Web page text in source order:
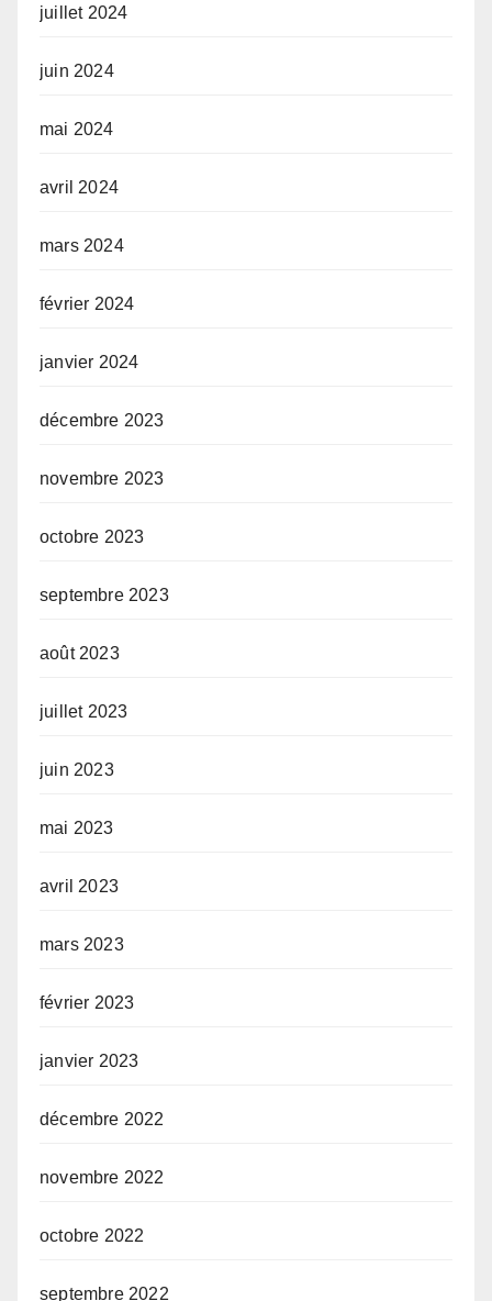
juillet 2024
juin 2024
mai 2024
avril 2024
mars 2024
février 2024
janvier 2024
décembre 2023
novembre 2023
octobre 2023
septembre 2023
août 2023
juillet 2023
juin 2023
mai 2023
avril 2023
mars 2023
février 2023
janvier 2023
décembre 2022
novembre 2022
octobre 2022
septembre 2022